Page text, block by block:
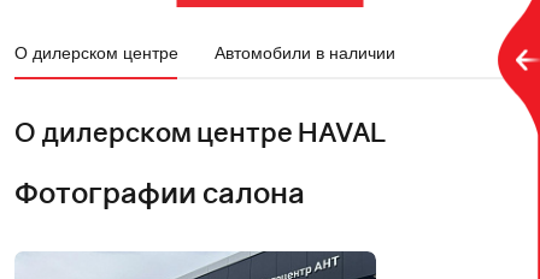
О дилерском центре Автомобили в наличии
О дилерском центре HAVAL
Фотографии салона